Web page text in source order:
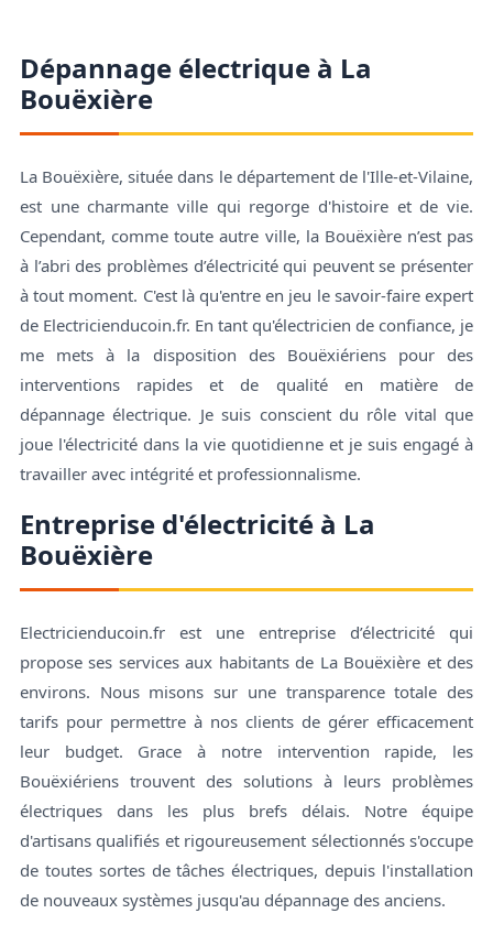
Dépannage électrique à La
Bouëxière
La Bouëxière, située dans le département de l'Ille-et-Vilaine,
est une charmante ville qui regorge d'histoire et de vie.
Cependant, comme toute autre ville, la Bouëxière n’est pas
à l’abri des problèmes d’électricité qui peuvent se présenter
à tout moment. C'est là qu'entre en jeu le savoir-faire expert
de Electricienducoin.fr. En tant qu'électricien de confiance, je
me mets à la disposition des Bouëxiériens pour des
interventions rapides et de qualité en matière de
dépannage électrique. Je suis conscient du rôle vital que
joue l'électricité dans la vie quotidienne et je suis engagé à
travailler avec intégrité et professionnalisme.
Entreprise d'électricité à La
Bouëxière
Electricienducoin.fr est une entreprise d’électricité qui
propose ses services aux habitants de La Bouëxière et des
environs. Nous misons sur une transparence totale des
tarifs pour permettre à nos clients de gérer efficacement
leur budget. Grace à notre intervention rapide, les
Bouëxiériens trouvent des solutions à leurs problèmes
électriques dans les plus brefs délais. Notre équipe
d'artisans qualifiés et rigoureusement sélectionnés s'occupe
de toutes sortes de tâches électriques, depuis l'installation
de nouveaux systèmes jusqu'au dépannage des anciens.